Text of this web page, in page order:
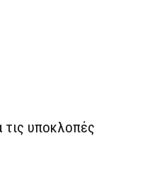
τις υποκλοπές